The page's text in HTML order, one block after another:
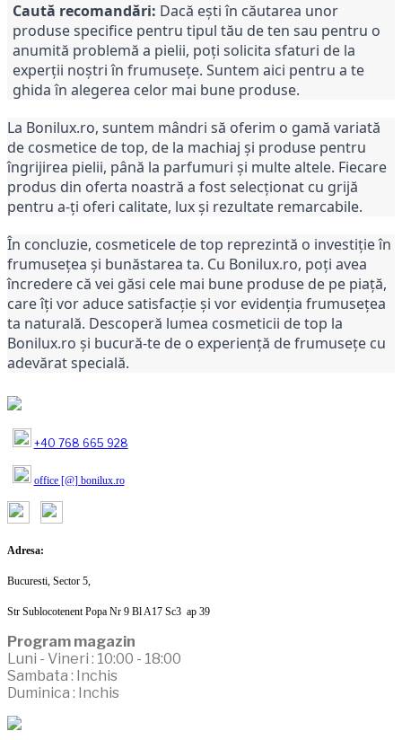
Caută recomandări: Dacă ești în căutarea unor
produse specifice pentru tipul tău de ten sau pentru o
anumită problemă a pielii, poți solicita sfaturi de la
experții noștri în frumusețe. Suntem aici pentru a te
ghida în alegerea celor mai bune produse.
La Bonilux.ro, suntem mândri să oferim o gamă variată
de cosmetice de top, de la machiaj și produse pentru
îngrijirea pielii, până la parfumuri și multe altele. Fiecare
produs din oferta noastră a fost selecționat cu grijă
pentru a-ți oferi calitate, lux și rezultate remarcabile.
În concluzie, cosmeticele de top reprezintă o investiție în
frumusețea și bunăstarea ta. Cu Bonilux.ro, poți avea
încredere că vei găsi cele mai bune produse de pe piață,
care îți vor aduce satisfacție și vor evidenția frumusețea
ta naturală. Descoperă lumea cosmeticii de top la
Bonilux.ro și bucură-te de o experiență de frumusețe cu
adevărat specială.
+40 768 665 928
office [@] bonilux.ro
Adresa:
Bucuresti, Sector 5,
Str Sublocotenent Popa Nr 9 Bl A17 Sc3 ap 39
Program magazin
Luni - Vineri : 10:00 - 18:00
Sambata : Inchis
Duminica : Inchis